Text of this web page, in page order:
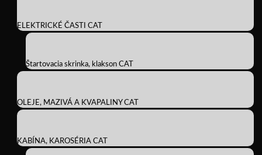
ELEKTRICKÉ ČASTI CAT
Štartovacia skrinka, klakson CAT
OLEJE, MAZIVÁ A KVAPALINY CAT
KABÍNA, KAROSÉRIA CAT